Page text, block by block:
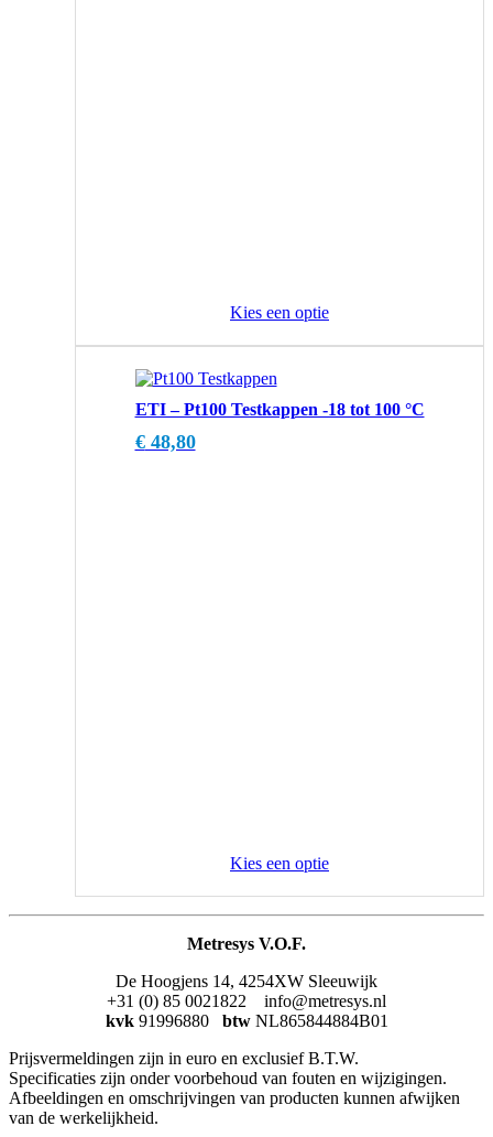
Kies een optie
ETI – Pt100 Testkappen -18 tot 100 °C
€48,80
Kies een optie
Metresys V.O.F.
De Hoogjens 14, 4254XW Sleeuwijk
+31 (0) 85 0021822 info@metresys.nl
kvk 91996880 btw NL865844884B01
Prijsvermeldingen zijn in euro en exclusief B.T.W.
Specificaties zijn onder voorbehoud van fouten en wijzigingen.
Afbeeldingen en omschrijvingen van producten kunnen afwijken
van de werkelijkheid.